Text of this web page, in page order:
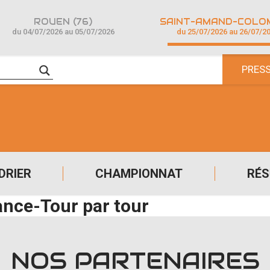
CHAMPIONNAT
ROUEN (76)
du 04/07/2026 au 05/07/2026 du 25/07/2026 au 26/07/
Tour par tour
NOS PARTENAIRES